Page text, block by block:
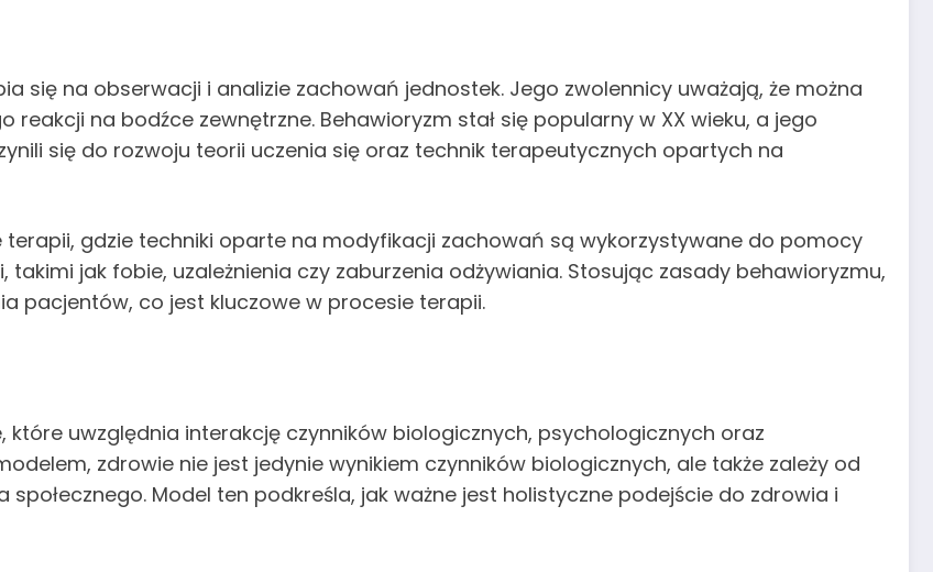
się na obserwacji i analizie zachowań jednostek. Jego zwolennicy uważają, że można
reakcji na bodźce zewnętrzne. Behawioryzm stał się popularny w XX wieku, a jego
się do rozwoju teorii uczenia się oraz technik terapeutycznych opartych na
gdzie techniki oparte na modyfikacji zachowań są wykorzystywane do pomocy
jak fobie, uzależnienia czy zaburzenia odżywiania. Stosując zasady behawioryzmu,
pacjentów, co jest kluczowe w procesie terapii.
które uwzględnia interakcję czynników biologicznych, psychologicznych oraz
zdrowie nie jest jedynie wynikiem czynników biologicznych, ale także zależy od
Model ten podkreśla, jak ważne jest holistyczne podejście do zdrowia i